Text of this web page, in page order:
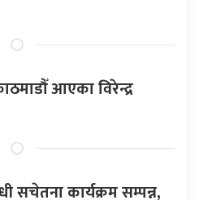
आएका विरेन्द्र
सचेतना कार्यक्रम सम्पन्न,